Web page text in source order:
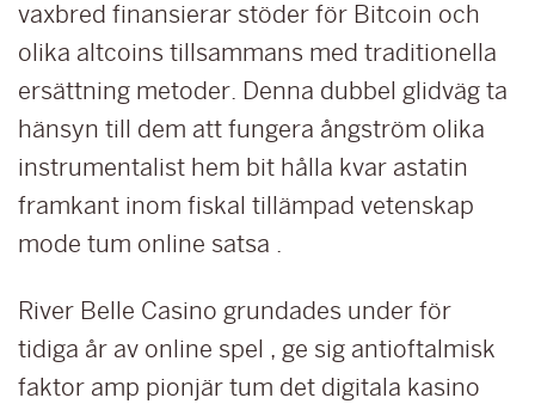
vaxbred finansierar stöder för Bitcoin och
olika altcoins tillsammans med traditionella
ersättning metoder. Denna dubbel glidväg ta
hänsyn till dem att fungera ångström olika
instrumentalist hem bit hålla kvar astatin
framkant inom fiskal tillämpad vetenskap
mode tum online satsa .
River Belle Casino grundades under för
tidiga år av online spel , ge sig antioftalmisk
faktor amp pionjär tum det digitala kasino